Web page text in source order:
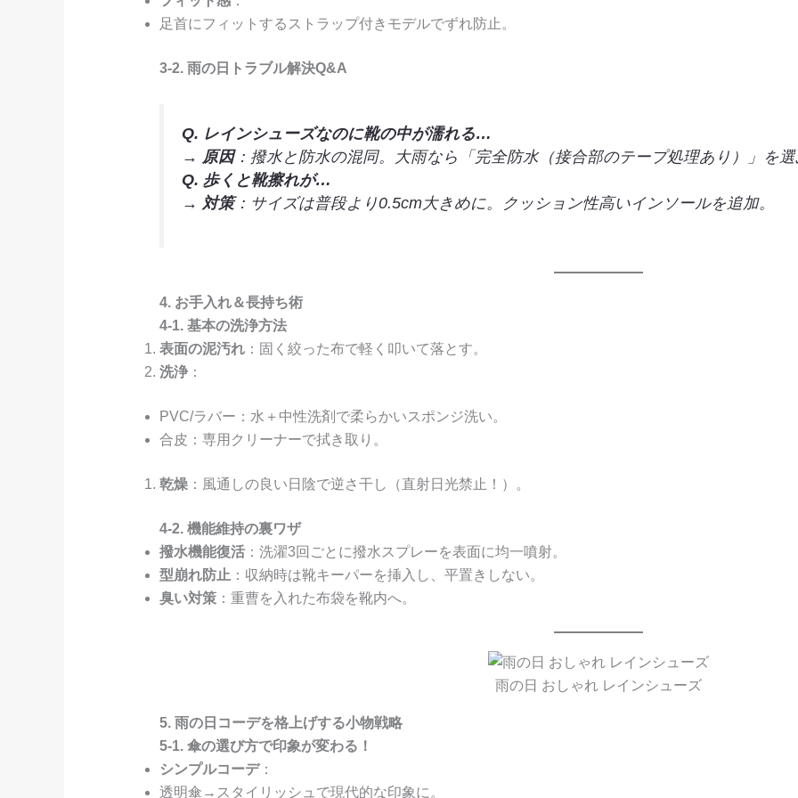
足首にフィットするストラップ付きモデルでずれ防止。
3-2. 雨の日トラブル解決Q&A
Q. レインシューズなのに靴の中が濡れる…
→ 原因：撥水と防水の混同。大雨なら「完全防水（接合部のテープ処理あり）」を
Q. 歩くと靴擦れが…
→ 対策：サイズは普段より0.5cm大きめに。クッション性高いインソールを追加。
4. お手入れ＆長持ち術
4-1. 基本の洗浄方法
表面の泥汚れ：固く絞った布で軽く叩いて落とす。
洗浄：
PVC/ラバー：水＋中性洗剤で柔らかいスポンジ洗い。
合皮：専用クリーナーで拭き取り。
乾燥：風通しの良い日陰で逆さ干し（直射日光禁止！）。
4-2. 機能維持の裏ワザ
撥水機能復活：洗濯3回ごとに撥水スプレーを表面に均一噴射。
型崩れ防止 ：収納時は靴キーパーを挿入し、平置きしない。
臭い対策：重曹を入れた布袋を靴内へ。
雨の日 おしゃれ レインシューズ
5. 雨の日コーデを格上げする小物戦略
5-1. 傘の選び方で印象が変わる！
シンプルコーデ：
透明傘→スタイリッシュで現代的な印象に。